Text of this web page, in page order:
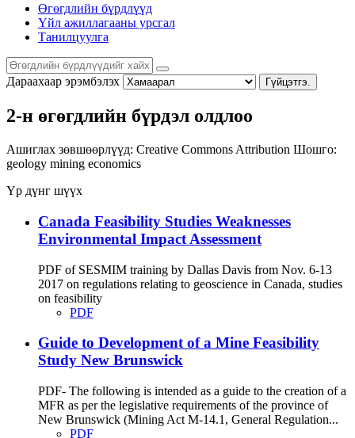
Өгөгдлийн бүрдлүүд
Үйл ажиллагааны урсгал
Танилцуулга
Дараахаар эрэмбэлэх Гүйцэтгэ.
2-н өгөгдлийн бүрдэл олдлоо
Ашиглах зөвшөөрлүүд: Creative Commons Attribution Шошго:
geology mining economics
Үр дүнг шүүх
Canada Feasibility Studies Weaknesses
Environmental Impact Assessment
PDF of SESMIM training by Dallas Davis from Nov. 6-13
2017 on regulations relating to geoscience in Canada, studies
on feasibility
PDF
Guide to Development of a Mine Feasibility
Study New Brunswick
PDF- The following is intended as a guide to the creation of a
MFR as per the legislative requirements of the province of
New Brunswick (Mining Act M-14.1, General Regulation...
PDF